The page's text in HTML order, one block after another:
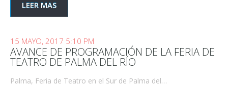
LEER MAS
15 MAYO, 2017 5:10 PM
AVANCE DE PROGRAMACIÓN DE LA FERIA DE
TEATRO DE PALMA DEL RÍO
Palma, Feria de Teatro en el Sur de Palma del…